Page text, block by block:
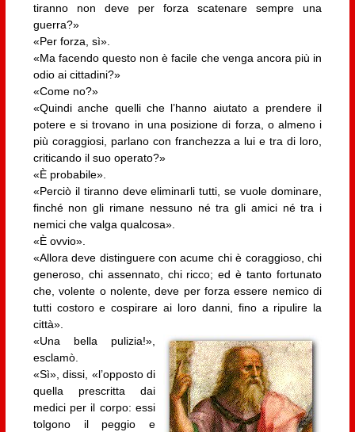
tiranno non deve per forza scatenare sempre una
guerra?»
«Per forza, sì».
«Ma facendo questo non è facile che venga ancora più in
odio ai cittadini?»
«Come no?»
«Quindi anche quelli che l’hanno aiutato a prendere il
potere e si trovano in una posizione di forza, o almeno i
più coraggiosi, parlano con franchezza a lui e tra di loro,
criticando il suo operato?»
«È probabile».
«Perciò il tiranno deve eliminarli tutti, se vuole dominare,
finché non gli rimane nessuno né tra gli amici né tra i
nemici che valga qualcosa».
«È ovvio».
«Allora deve distinguere con acume chi è coraggioso, chi
generoso, chi assennato, chi ricco; ed è tanto fortunato
che, volente o nolente, deve per forza essere nemico di
tutti costoro e cospirare ai loro danni, fino a ripulire la
città».
«Una bella pulizia!»,
esclamò.
«Sì», dissi, «l’opposto di
quella prescritta dai
medici per il corpo: essi
tolgono il peggio e